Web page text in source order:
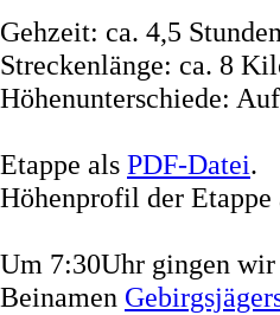
Gehzeit: ca. 4,5 Stunden
Streckenlänge: ca. 8
Höhenunterschiede:
Etappe als PDF-Datei.
Höhenprofil der Etappe
Um 7:30Uhr gingen
Beinamen